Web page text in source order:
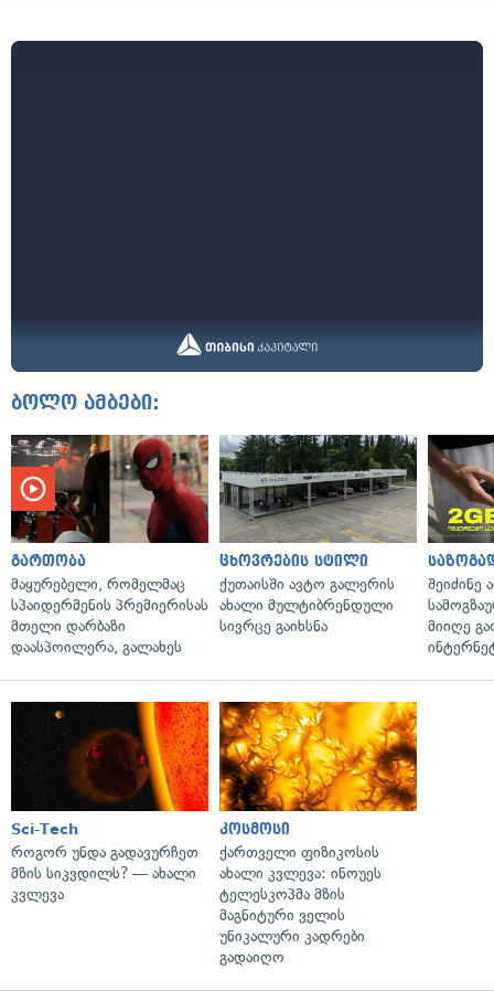
ბოლო ამბები:
გართობა
მაყურებელი, რომელმაც
სპაიდერმენის პრემიერისას
მთელი დარბაზი
დაასპოილერა, გალახეს
ცხოვრების სტილი
ქუთაისში ავტო გალერის
ახალი მულტიბრენდული
სივრცე გაიხსნა
შეიძინე
მიიღე
Sci-Tech
როგორ უნდა გადავურჩეთ
მზის სიკვდილს? — ახალი
კვლევა
კოსმოსი
ქართველი ფიზიკოსის
ახალი კვლევა: ინოუეს
ტელესკოპმა მზის
მაგნიტური ველის
უნიკალური კადრები
გადაიღო